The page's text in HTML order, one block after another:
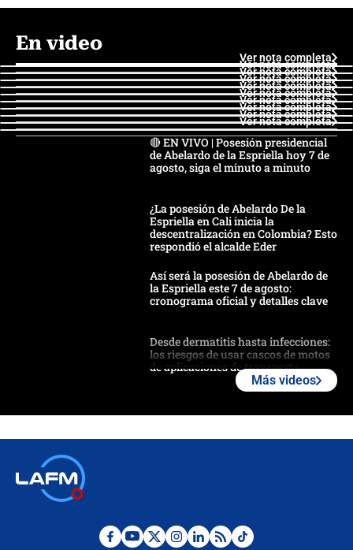
En video
Ver nota completa
Ver nota completa
Ver nota completa
Ver nota completa
Ver nota completa
Ver nota completa
Ver nota completa
Ver nota completa
Ver nota completa
Ver nota completa
🔴 EN VIVO | Posesión presidencial
de Abelardo de la Espriella hoy 7 de
agosto, siga el minuto a minuto
¿La posesión de Abelardo De la
Espriella en Cali inicia la
descentralización en Colombia? Esto
respondió el alcalde Eder
Así será la posesión de Abelardo de
la Espriella este 7 de agosto:
cronograma oficial y detalles clave
Desde dermatitis hasta infecciones:
los riesgos de usar cascos de motos
de aplicaciones de transporte
Posesión de Abelardo De La Espriella
Más videos